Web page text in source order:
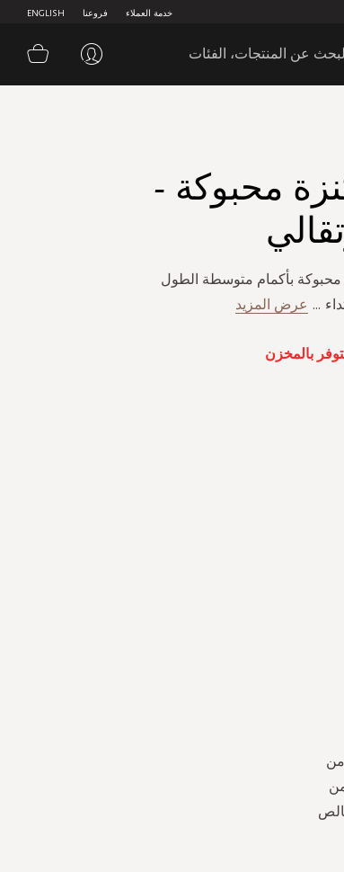
ENGLISH فروعنا خدمة العملاء
سلة
محبوكة -
محبوكة بأكمام متوسطة الطول
... عرض المزيد
بالمخزن
من